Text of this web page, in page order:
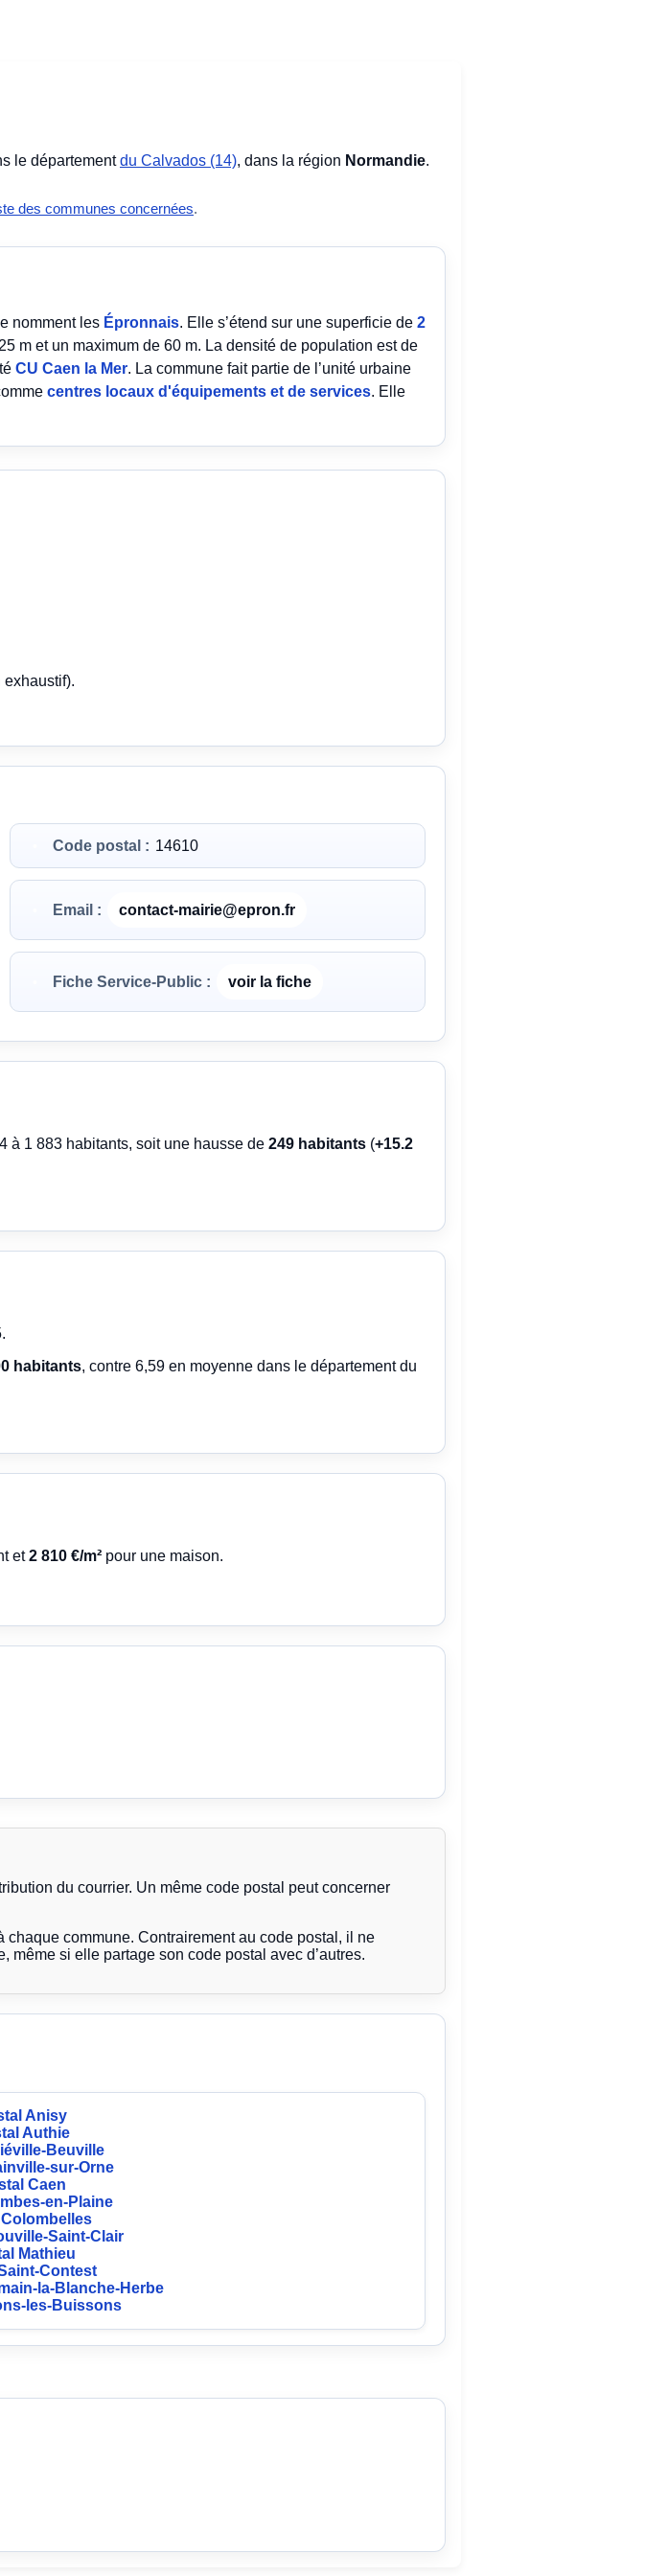
le départementdu Calvados (14), dans la région Normandie.
des communes concernées.
nomment les Épronnais. Elle s’étend sur une superficie de 2
m et un maximum de 60 m. La densité de population est de
CU Caen la Mer. La commune fait partie de l’unité urbaine
centres locaux d'équipements et de services. Elle
Code postal : 14610
Email : contact-mairie@epron.fr
Fiche Service-Public : voir la fiche
à 1 883 habitants, soit une hausse de 249 habitants (+15.2
habitants, contre 6,59 en moyenne dans le département du
et2 810 €/m² pour une maison.
du courrier. Un même code postal peut concerner
chaque commune. Contrairement au code postal, il ne
même si elle partage son code postal avec d’autres.
Anisy
Authie
Beuville
sur-Orne
Caen
en-Plaine
Saint-Clair
Mathieu
Contest
la-Blanche-Herbe
les-Buissons